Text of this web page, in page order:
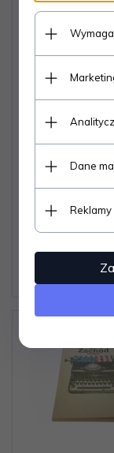
DLA TYCH
Dostępne
wysyłka w
1 egz.
Dane